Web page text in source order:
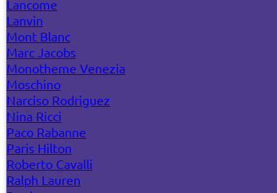
Lancome
Lanvin
Mont Blanc
Marc Jacobs
Monotheme Venezia
Moschino
Narciso Rodriguez
Nina Ricci
Paco Rabanne
Paris Hilton
Roberto Cavalli
Ralph Lauren